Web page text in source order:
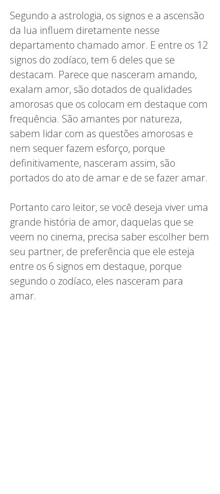
Segundo a astrologia, os signos e a ascensão
da lua influem diretamente nesse
departamento chamado amor. E entre os 12
signos do zodíaco, tem 6 deles que se
destacam. Parece que nasceram amando,
exalam amor, são dotados de qualidades
amorosas que os colocam em destaque com
frequência. São amantes por natureza,
sabem lidar com as questões amorosas e
nem sequer fazem esforço, porque
definitivamente, nasceram assim, são
portados do ato de amar e de se fazer amar.
Portanto caro leitor, se você deseja viver uma
grande história de amor, daquelas que se
veem no cinema, precisa saber escolher bem
seu partner, de preferência que ele esteja
entre os 6 signos em destaque, porque
segundo o zodíaco, eles nasceram para
amar.